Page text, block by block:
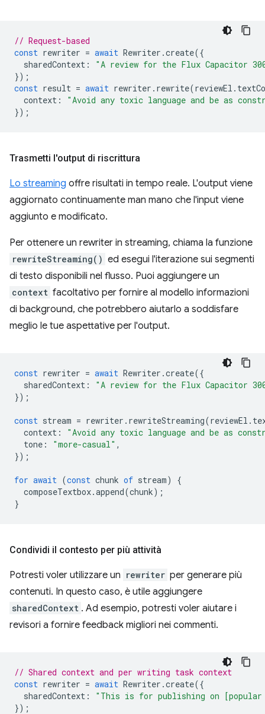
// Request-based
const rewriter = await Rewriter .create({
sharedContext :
"A review for the Flux Capacitor
});
const result = await rewriter . rewrite(reviewEl .
context :
"Avoid any toxic language and be as
});
Trasmetti l'output di riscrittura
Lo streaming offre risultati in tempo reale. L'output viene
aggiornato continuamente man mano che l'input viene
aggiunto e modificato.
Per ottenere un rewriter in streaming, chiama la funzione
rewriteStreaming() ed esegui l'iterazione sui segmenti
di testo disponibili nel flusso. Puoi aggiungere un
context facoltativo per fornire al modello informazioni
di background, che potrebbero aiutarlo a soddisfare
meglio le tue aspettative per l'output.
const rewriter = await Rewriter .create({
sharedContext :
"A review for the Flux Capacitor
});
const stream = rewriter . rewriteStreaming(reviewEl .
context :
"Avoid any toxic language and be as
tone : "more-casual" ,
});
for await (const chunk of stream)
{
composeTextbox.append(chunk);
}
Condividi il contesto per più attività
Potresti voler utilizzare un rewriter per generare più
contenuti. In questo caso, è utile aggiungere
sharedContext . Ad esempio, potresti voler aiutare i
revisori a fornire feedback migliori nei commenti.
// Shared context and per writing task context
const rewriter = await Rewriter .create({
sharedContext :
"This is for publishing on [popular
});